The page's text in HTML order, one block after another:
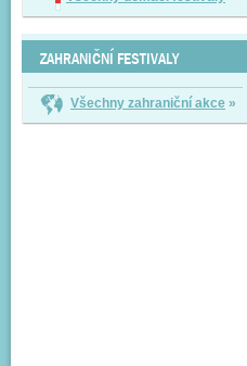
ZAHRANIČNÍ FESTIVALY
Všechny zahraniční akce »